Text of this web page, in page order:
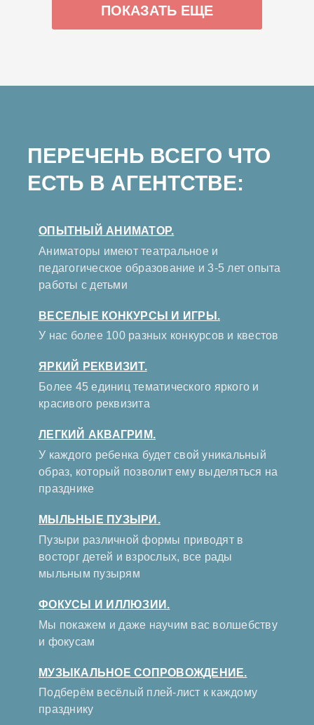
ПОКАЗАТЬ ЕЩЕ
ПЕРЕЧЕНЬ ВСЕГО ЧТО
ЕСТЬ В АГЕНТСТВЕ:
ОПЫТНЫЙ АНИМАТОР.
Аниматоры имеют театральное и
педагогическое образование и 3-5 лет опыта
работы с детьми
ВЕСЕЛЫЕ КОНКУРСЫ И ИГРЫ.
У нас более 100 разных конкурсов и квестов
ЯРКИЙ РЕКВИЗИТ.
Более 45 единиц тематического яркого и
красивого реквизита
ЛЕГКИЙ АКВАГРИМ.
У каждого ребенка будет свой уникальный
образ, который позволит ему выделяться на
празднике
МЫЛЬНЫЕ ПУЗЫРИ.
Пузыри различной формы приводят в
восторг детей и взрослых, все рады
мыльным пузырям
ФОКУСЫ И ИЛЛЮЗИИ.
Мы покажем и даже научим вас волшебству
и фокусам
МУЗЫКАЛЬНОЕ СОПРОВОЖДЕНИЕ.
Подберём весёлый плей-лист к каждому
празднику